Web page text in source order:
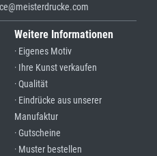
Weitere Informationen
· Eigenes Motiv
· Ihre Kunst verkaufen
· Qualität
· Eindrücke aus unserer
Manufaktur
· Gutscheine
· Muster bestellen